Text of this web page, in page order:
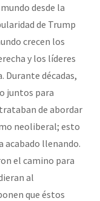
desde la
de Trump
crecen los
y los líderes
décadas,
juntos para
de abordar
neoliberal; esto
acabado llenando.
el camino para
al
que éstos